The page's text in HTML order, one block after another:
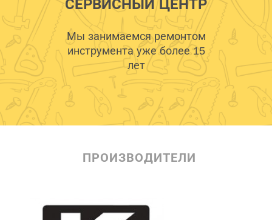
СЕРВИСНЫЙ ЦЕНТР
Мы занимаемся ремонтом
инструмента уже более 15
лет
ПРОИЗВОДИТЕЛИ